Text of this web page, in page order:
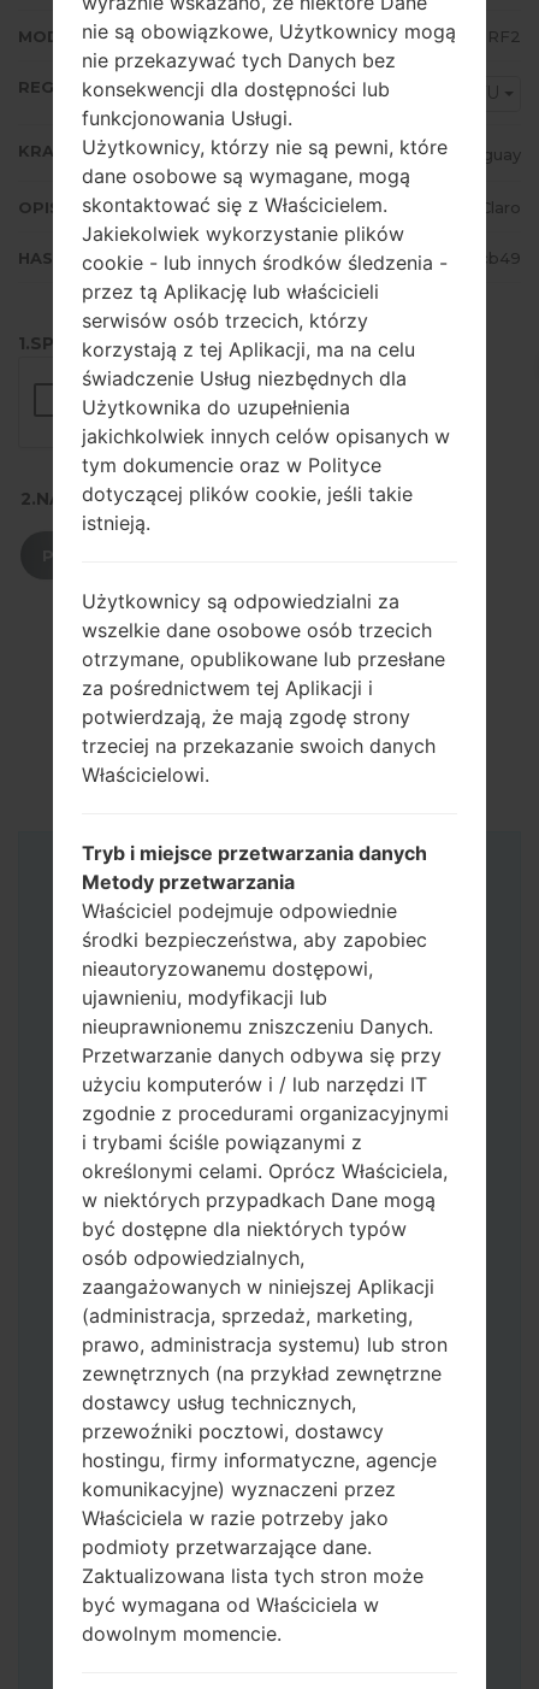
MODEM/CP WERSJA J710MNUBU4BRF2
REGION CTU
KRAJ Uruguay
OPIS Claro
HASH e1690534496d507a56a4f385a0b1cb49
1.SPRAWDŹ RECAPTCHA
2.NACIŚNIJ, ABY POBRAĆ
Instrukcje
Pobierz na swój komputer najnowszą
wersjęOdin 3.
Następnie wyodrębnij plik
oprogramowania układowego.
Powinieneś otrzymać 1 plik (jeśli 1 plik
wybierz tutaj) lub 5 plików (jeśli 5 plików
wybierz tutaj):
AP: "System & Recovery"
CP: "Modem & Radio"
CSC_***: "Country & Region & Operator"
HOME_CSC_***: "Country & Region &
Operator"
Dodaj wszystkie pliki w Odin 3.
Jeśli chcesz wyczyścić pamięć flash użyj
nie są obowiązkowe, Użytkownicy mogą
nie przekazywać tych Danych bez
konsekwencji dla dostępności lub
funkcjonowania Usługi.
Użytkownicy, którzy nie są pewni, które
dane osobowe są wymagane, mogą
skontaktować się z Właścicielem.
Jakiekolwiek wykorzystanie plików
cookie - lub innych środków śledzenia -
przez tą Aplikację lub właścicieli
serwisów osób trzecich, którzy
korzystają z tej Aplikacji, ma na celu
świadczenie Usług niezbędnych dla
Użytkownika do uzupełnienia
jakichkolwiek innych celów opisanych w
tym dokumencie oraz w Polityce
dotyczącej plików cookie, jeśli takie
istnieją.
Użytkownicy są odpowiedzialni za
wszelkie dane osobowe osób trzecich
otrzymane, opublikowane lub przesłane
za pośrednictwem tej Aplikacji i
potwierdzają, że mają zgodę strony
trzeciej na przekazanie swoich danych
Właścicielowi.
Tryb i miejsce przetwarzania danych
Metody przetwarzania
Właściciel podejmuje odpowiednie
środki bezpieczeństwa, aby zapobiec
nieautoryzowanemu dostępowi,
ujawnieniu, modyfikacji lub
nieuprawnionemu zniszczeniu Danych.
Przetwarzanie danych odbywa się przy
użyciu komputerów i / lub narzędzi IT
zgodnie z procedurami organizacyjnymi
i trybami ściśle powiązanymi z
określonymi celami. Oprócz Właściciela,
w niektórych przypadkach Dane mogą
być dostępne dla niektórych typów
osób odpowiedzialnych,
zaangażowanych w niniejszej Aplikacji
(administracja, sprzedaż, marketing,
prawo, administracja systemu) lub stron
zewnętrznych (na przykład zewnętrzne
dostawcy usług technicznych,
przewoźniki pocztowi, dostawcy
hostingu, firmy informatyczne, agencje
komunikacyjne) wyznaczeni przez
Właściciela w razie potrzeby jako
podmioty przetwarzające dane.
Zaktualizowana lista tych stron może
być wymagana od Właściciela w
dowolnym momencie.